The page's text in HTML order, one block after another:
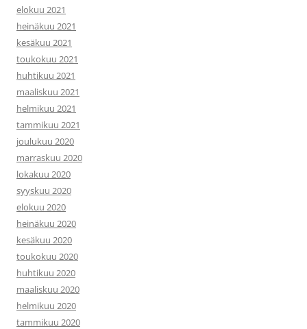
elokuu 2021
heinäkuu 2021
kesäkuu 2021
toukokuu 2021
huhtikuu 2021
maaliskuu 2021
helmikuu 2021
tammikuu 2021
joulukuu 2020
marraskuu 2020
lokakuu 2020
syyskuu 2020
elokuu 2020
heinäkuu 2020
kesäkuu 2020
toukokuu 2020
huhtikuu 2020
maaliskuu 2020
helmikuu 2020
tammikuu 2020